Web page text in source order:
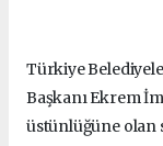
Türkiye
Başkanı Ekrem
üstünlüğüne olan